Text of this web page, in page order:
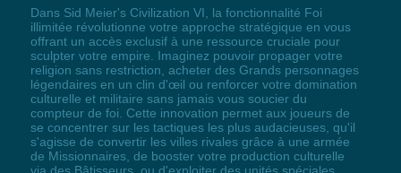
Dans Sid Meier's Civilization VI, la fonctionnalité Foi
illimitée révolutionne votre approche stratégique en vous
offrant un accès exclusif à une ressource cruciale pour
sculpter votre empire. Imaginez pouvoir propager votre
religion sans restriction, acheter des Grands personnages
légendaires en un clin d'œil ou renforcer votre domination
culturelle et militaire sans jamais vous soucier du
compteur de foi. Cette innovation permet aux joueurs de
se concentrer sur les tactiques les plus audacieuses, qu'il
s'agisse de convertir les villes rivales grâce à une armée
de Missionnaires, de booster votre production culturelle